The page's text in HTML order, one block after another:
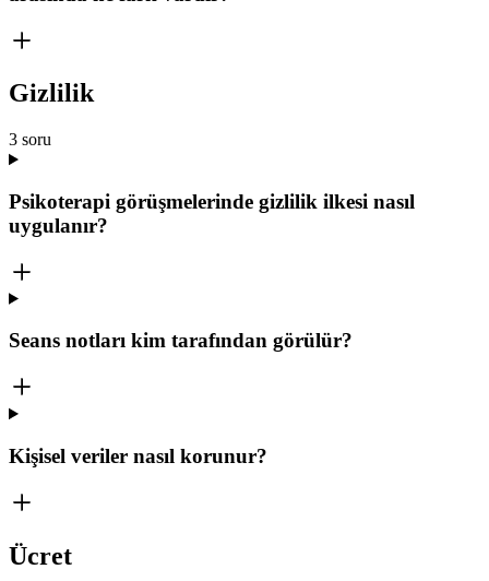
Gizlilik
3 soru
Psikoterapi görüşmelerinde gizlilik ilkesi nasıl
uygulanır?
Seans notları kim tarafından görülür?
Kişisel veriler nasıl korunur?
Ücret